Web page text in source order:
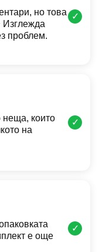
но това
Изглежда
проблем.
✓
неща, които
на
✓
е още
✓